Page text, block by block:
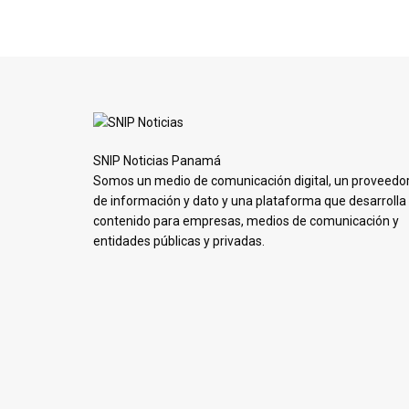
SNIP Noticias Panamá
Somos un medio de comunicación digital, un
de información y dato y una plataforma que desarrolla
contenido para empresas, medios de comunicación y
entidades públicas y privadas.